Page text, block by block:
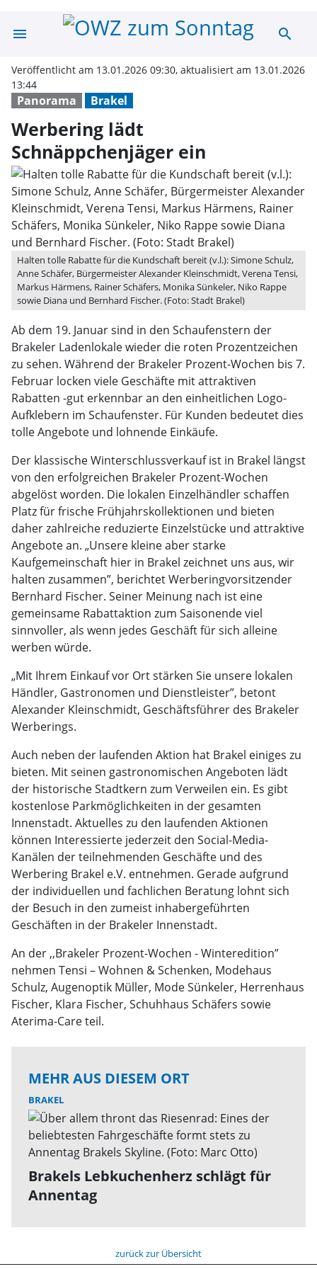
menu Werbering lädt
search
Panorama Brakel
Veröffentlicht am 13.01.2026 09:30, aktualisiert am 13.01.2026
13:44
Werbering lädt
Schnäppchenjäger ein
Halten tolle Rabatte für die Kundschaft bereit (v.l.): Simone Schulz,
Anne Schäfer, Bürgermeister Alexander Kleinschmidt, Verena Tensi,
Markus Härmens, Rainer Schäfers, Monika Sünkeler, Niko Rappe
sowie Diana und Bernhard Fischer. (Foto: Stadt Brakel)
Ab dem 19. Januar sind in den Schaufenstern der
Brakeler Ladenlokale wieder die roten Prozentzeichen
zu sehen. Während der Brakeler Prozent-Wochen bis 7.
Februar locken viele Geschäfte mit attraktiven
Rabatten -gut erkennbar an den einheitlichen Logo-
Aufklebern im Schaufenster. Für Kunden bedeutet dies
tolle Angebote und lohnende Einkäufe.
Der klassische Winterschlussverkauf ist in Brakel längst
von den erfolgreichen Brakeler Prozent-Wochen
abgelöst worden. Die lokalen Einzelhändler schaffen
Platz für frische Frühjahrskollektionen und bieten
daher zahlreiche reduzierte Einzelstücke und attraktive
Angebote an. „Unsere kleine aber starke
Kaufgemeinschaft hier in Brakel zeichnet uns aus, wir
halten zusammen”, berichtet Werberingvorsitzender
Bernhard Fischer. Seiner Meinung nach ist eine
gemeinsame Rabattaktion zum Saisonende viel
sinnvoller, als wenn jedes Geschäft für sich alleine
werben würde.
„Mit Ihrem Einkauf vor Ort stärken Sie unsere lokalen
Händler, Gastronomen und Dienstleister”, betont
Alexander Kleinschmidt, Geschäftsführer des Brakeler
Werberings.
Auch neben der laufenden Aktion hat Brakel einiges zu
bieten. Mit seinen gastronomischen Angeboten lädt
der historische Stadtkern zum Verweilen ein. Es gibt
kostenlose Parkmöglichkeiten in der gesamten
Innenstadt. Aktuelles zu den laufenden Aktionen
können Interessierte jederzeit den Social-Media-
Kanälen der teilnehmenden Geschäfte und des
Werbering Brakel e.V. entnehmen. Gerade aufgrund
der individuellen und fachlichen Beratung lohnt sich
der Besuch in den zumeist inhabergeführten
Geschäften in der Brakeler Innenstadt.
An der ,,Brakeler Prozent-Wochen - Winteredition”
nehmen Tensi – Wohnen & Schenken, Modehaus
Schulz, Augenoptik Müller, Mode Sünkeler, Herrenhaus
Fischer, Klara Fischer, Schuhhaus Schäfers sowie
Aterima-Care teil.
MEHR AUS DIESEM ORT
BRAKEL
Brakels Lebkuchenherz schlägt für
Annentag
zurück zur Übersicht